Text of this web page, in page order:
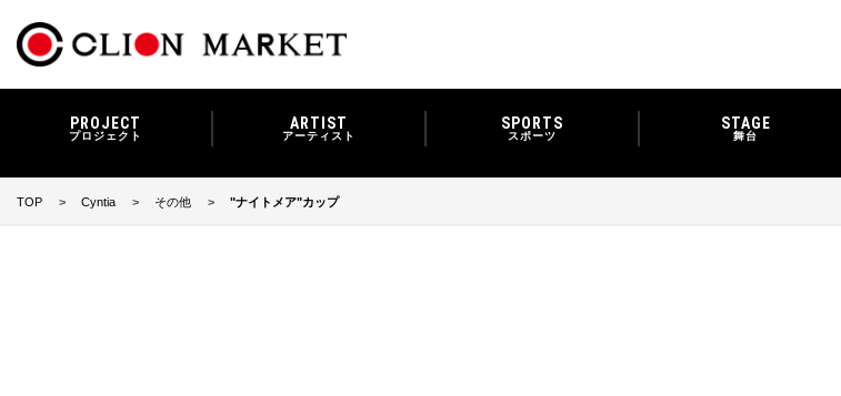
PROJECT
プロジェクト
ARTIST
アーティスト
SPORTS
スポーツ
STAGE
舞台
TOP Cyntia その他 "ナイトメア"カップ